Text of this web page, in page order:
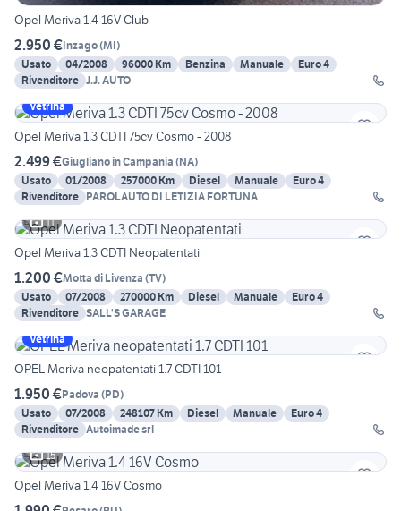
Opel Meriva 1.4 16V Club
2.950 €Inzago(MI)
Usato
04/2008 96000 Km Benzina Manuale
Euro 4
Rivenditore J.J. AUTO
Vetrina
Opel Meriva 1.3 CDTI 75cv Cosmo - 2008
2.499 €Giugliano in Campania (NA)
Usato
01/2008 257000 Km Diesel Manuale
Euro 4
Rivenditore PAROLAUTO DI LETIZIA FORTUNA
11
Opel Meriva 1.3 CDTI Neopatentati
1.200 €Motta di Livenza (TV)
Usato
07/2008 270000 Km Diesel Manuale
Euro 4
Rivenditore SALL'S GARAGE
Vetrina
OPEL Meriva neopatentati 1.7 CDTI 101
1.950 €Padova (PD)
Usato
07/2008 248107 Km Diesel Manuale
Euro 4
Rivenditore Autoimade srl
15
Opel Meriva 1.4 16V Cosmo